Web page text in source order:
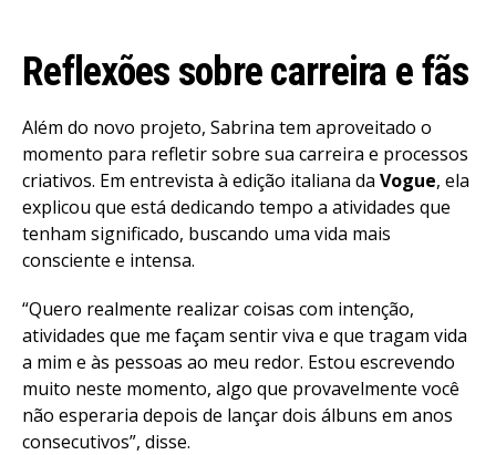
Reflexões sobre carreira e fãs
Além do novo projeto, Sabrina tem aproveitado o
momento para refletir sobre sua carreira e processos
criativos. Em entrevista à edição italiana da Vogue, ela
explicou que está dedicando tempo a atividades que
tenham significado, buscando uma vida mais
consciente e intensa.
“Quero realmente realizar coisas com intenção,
atividades que me façam sentir viva e que tragam vida
a mim e às pessoas ao meu redor. Estou escrevendo
muito neste momento, algo que provavelmente você
não esperaria depois de lançar dois álbuns em anos
consecutivos”, disse.
Whatsapp
Email